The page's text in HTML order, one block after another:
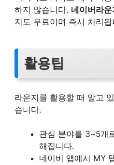
하지 않습니다. 네이버라운
지도 무료이며 즉시 처리됩
활용팁
라운지를 활용할 때 알고
습니다.
관심 분야를 3~5개
해집니다.
네이버 앱에서 MY